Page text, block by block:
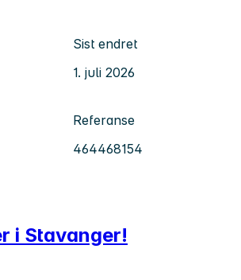
Sist endret
1. juli 2026
Referanse
464468154
i Stavanger!